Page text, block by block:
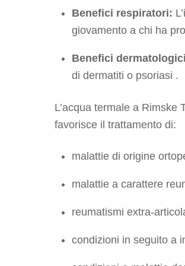
Benefici respiratori:
giovamento a chi ha
Benefici dermatologici
di dermatiti o psoriasi .
L’acqua termale a
favorisce il trattamento di:
malattie di origine
malattie a carattere
reumatismi extra-
condizioni in seguito a